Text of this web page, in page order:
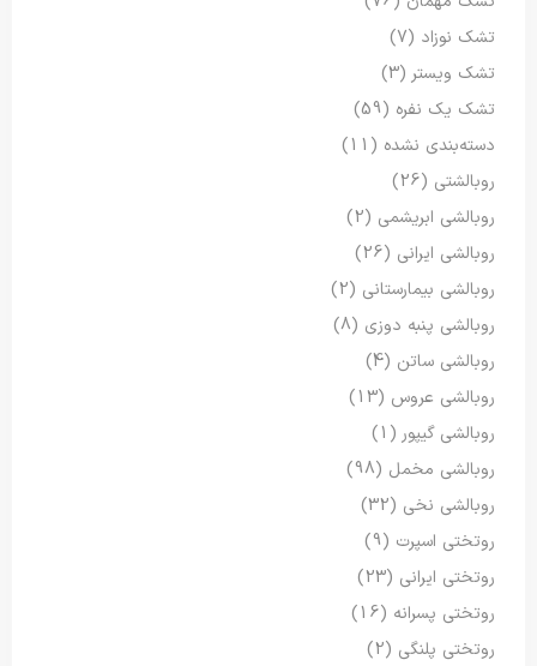
تشک نوزاد (7)
تشک ویستر (3)
تشک یک نفره (59)
دسته‌بندی نشده (11)
روبالشتی (26)
روبالشی ابریشمی (2)
روبالشی ایرانی (26)
روبالشی بیمارستانی (2)
روبالشی پنبه دوزی (8)
روبالشی ساتن (4)
روبالشی عروس (13)
روبالشی گیپور (1)
روبالشی مخمل (98)
روبالشی نخی (32)
روتختی اسپرت (9)
روتختی ایرانی (23)
روتختی پسرانه (16)
روتختی پلنگی (2)